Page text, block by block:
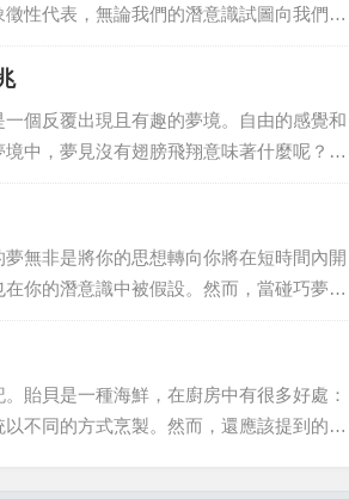
性代表，無論我們的潛意識試圖向我們傳
可以讓我們探索我們最深的情緒和感受。
個反覆出現且有趣的夢境。自由的感覺和
中，夢見沒有翅膀飛翔意味著什麼呢？這
說，在夢境的世界里，沒有翅膀的飛行是
無非是將你的思想轉向你將在短時間內開
你的潛意識中被假設。然而，當碰巧夢見
具有很大的意義。夢見乘坐飛機眾所周
貽貝是一種海鮮，在廚房中有很多好處：
不同的方式烹製。然而，還應該提到的